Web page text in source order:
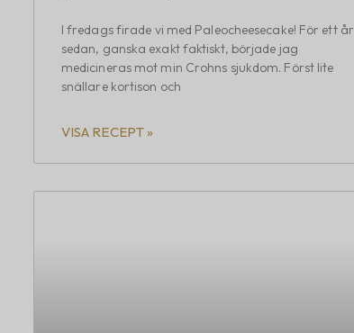
I fredags firade vi med Paleocheesecake! För ett år
sedan, ganska exakt faktiskt, började jag
medicineras mot min Crohns sjukdom. Först lite
snällare kortison och
VISA RECEPT »